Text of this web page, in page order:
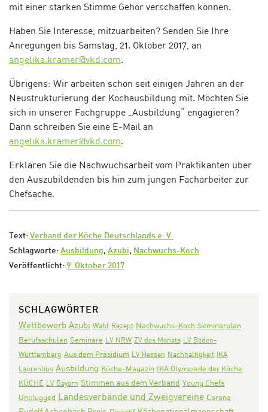
mit einer starken Stimme Gehör verschaffen können.
Haben Sie Interesse, mitzuarbeiten? Senden Sie Ihre
Anregungen bis Samstag, 21. Oktober 2017, an
angelika.kramer@vkd.com.
Übrigens: Wir arbeiten schon seit einigen Jahren an der
Neustrukturierung der Kochausbildung mit. Möchten Sie
sich in unserer Fachgruppe „Ausbildung“ engagieren?
Dann schreiben Sie eine E-Mail an
angelika.kramer@vkd.com.
Erklären Sie die Nachwuchsarbeit vom Praktikanten über
den Auszubildenden bis hin zum jungen Facharbeiter zur
Chefsache.
Text: Verband der Köche Deutschlands e. V.
Schlagworte: Ausbildung, Azubi, Nachwuchs-Koch
Veröffentlicht: 9. Oktober 2017
SCHLAGWÖRTER
Wettbewerb Azubi Wahl Rezept Nachwuchs-Koch Seminarplan
Berufsschulen Seminare LV NRW ZV des Monats LV Baden-
Württemberg Aus dem Präsidium LV Hessen Nachhaltigkeit IKA
Laurentius Ausbildung Küche-Magazin IKA Olympiade der Köche
KÜCHE LV Bayern Stimmen aus dem Verband Young Chefs
Unplugged Landesverbände und Zweigvereine Corona